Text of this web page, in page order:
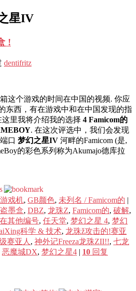
星IV
!
dentifritz
这个游戏的时间在中国的视频. 你应
东西，有在游戏中和在中国发现的指
里我将介绍我的选择 4 Famicom的
. 在这次评选中，我们会发现
口 梦幻之星IV 河畔的Famicom (是,
的彩色系列称为Akumajo德库拉
游戏机, GB颜色, 未列名 / Famicom的 |
墨盒, DBZ, 龙珠Z, Famicom的, 破解,
其他编号, 任天堂, 梦幻之星 4, 梦幻
科学 & 技术, 龙珠ž攻击的!赛亚
赛亚人 , 神外记Freeza龙珠ZII!!, 七龙
恶魔城DX, 梦幻之星4 | 10 回复